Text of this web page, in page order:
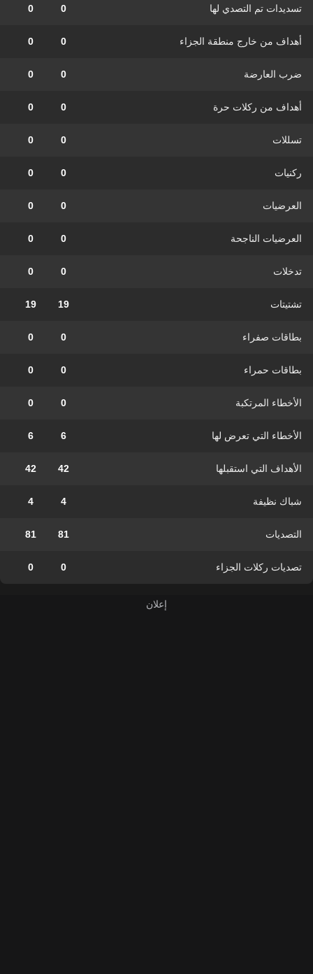
تسديدات تم التصدي لها 0
0
أهداف من خارج منطقة الجزاء 0
0
ضرب العارضة 0
0
أهداف من ركلات حرة 0
0
تسللات 0
0
ركنيات 0
0
العرضيات 0
0
العرضيات الناجحة 0
0
تدخلات 0
0
تشتيتات 19
19
بطاقات صفراء 0
0
بطاقات حمراء 0
0
الأخطاء المرتكبة 0
0
الأخطاء التي تعرض لها 6
6
الأهداف التي استقبلها 42
42
شباك نظيفة 4
4
التصديات 81
81
تصديات ركلات الجزاء 0
0